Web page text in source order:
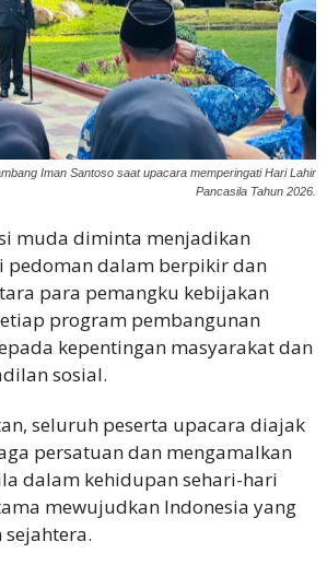
Iman Santoso saat upacara memperingati Hari Lahir
Pancasila Tahun 2026.
muda diminta menjadikan
pedoman dalam berpikir dan
para pemangku kebijakan
program pembangunan
kepentingan masyarakat dan
sosial.
seluruh peserta upacara diajak
persatuan dan mengamalkan
dalam kehidupan sehari-hari
mewujudkan Indonesia yang